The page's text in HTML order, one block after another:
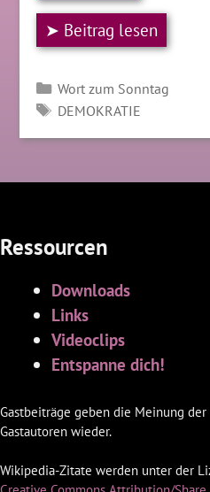
➤ Beitrag lesen
Kategorien
Wort zum Sonntag
SCHLAGWÖRTER
DEMOKRATIE
Ressourcen
Downloads
Links
Videoclips
Entspanne dich!
Gastbeiträge geben die Meinung der
Gastautoren wieder.
Wikipedia-Zitate werden unter der